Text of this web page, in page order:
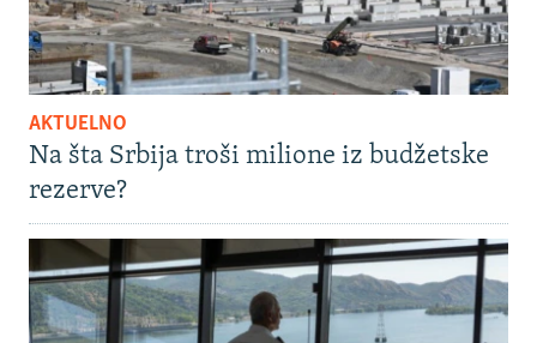
AKTUELNO
Na šta Srbija troši milione iz budžetske
rezerve?